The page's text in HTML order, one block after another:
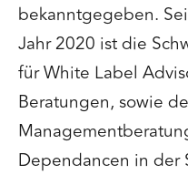
bekanntgegeben.
Jahr 2020 ist die
für White Label
Beratungen, sowie
Dependancen in der